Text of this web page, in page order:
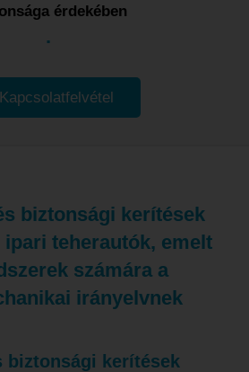
érdekében
.
Kapcsolatfelvétel
biztonsági kerítések
teherautók, emelt
számára a
irányelvnek
biztonsági kerítések